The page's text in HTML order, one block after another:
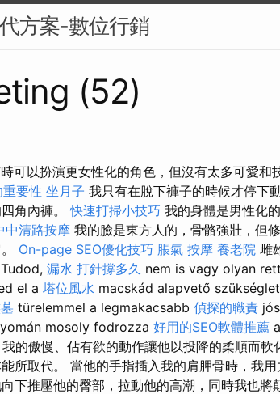
方案-數位行銷
(52)
可以扮演更女性化的角色，但沒有太多可愛和
重要性 坐月子 我只有在脫下褲子的時候才停下
四角內褲。快速打掃小技巧 我的身體是男性化
中清路按摩 我的臉是東方人的，骨骼強壯，但
On-page SEO優化技巧 脹氣 按摩 養老院 雌
漏水 打針撐多久 nem is vagy olyan
el a 塔位風水 macskád alapvető
türelemmel a legmakacsabb 偵探的職責
mosoly fodrozza 好用的SEO軟體推薦
傲慢、佔有欲的動作讓他以投降的柔順而軟
所取代。 當他的手指插入我的肩胛骨時，我
下推壓他的臀部，拉動他的高潮，同時我也將